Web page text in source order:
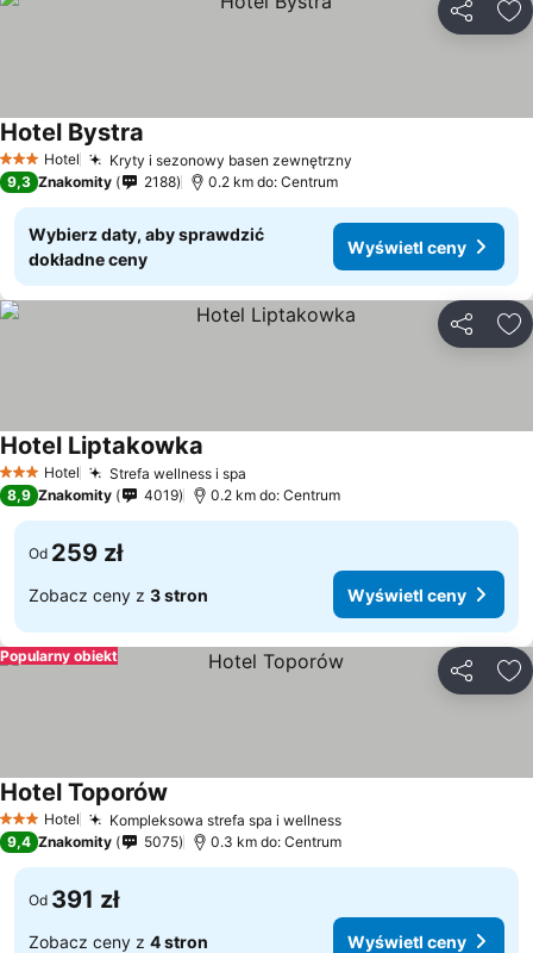
3 Kategoria
Hotel Kryty i sezonowy basen zewnętrzny
Hotel Bystra
9,3 Znakomity 2188 0.2 km do: Centrum
Wybierz daty, aby sprawdzić
dokładne ceny
Wyświetl ceny
3 Kategoria
Hotel Strefa wellness i spa
Hotel Liptakowka
8,9 Znakomity 4019 0.2 km do: Centrum
Od 259 zł
Zobacz ceny z 3 stron Wyświetl ceny
Popularny obiekt
3 Kategoria
Hotel Kompleksowa strefa spa i wellness
Hotel Toporów
9,4 Znakomity 5075 0.3 km do: Centrum
Od 391 zł
Zobacz ceny z 4 stron Wyświetl ceny